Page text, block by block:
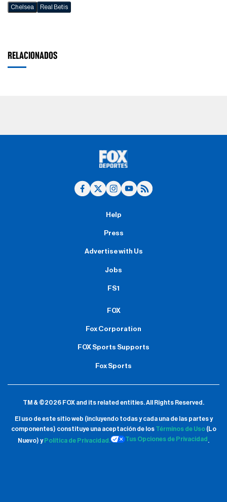
Chelsea Real Betis
RELACIONADOS
Help
Press
Advertise with Us
Jobs
FS1
FOX
Fox Corporation
FOX Sports Supports
Fox Sports
TM & ©2026 FOX and its related entities.All Rights Reserved.
El uso de este sitio web (incluyendo todas y cada una de las partes y
componentes) constituye una aceptación de los Términos de Uso(Lo
Nuevo) y Política de Privacidad. Tus Opciones de Privacidad .